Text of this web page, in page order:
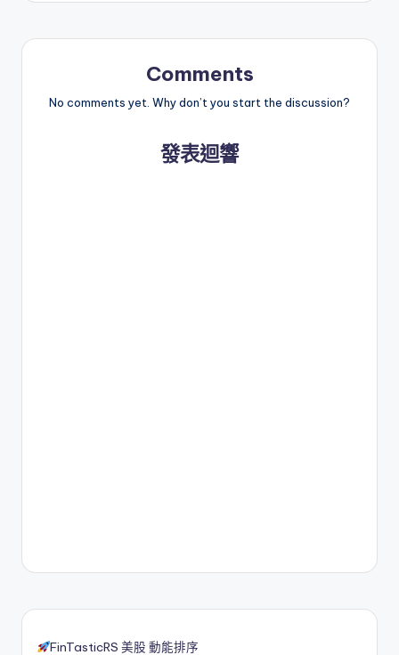
Comments
No comments yet. Why don’t you start the discussion?
發表迴響
FinTasticRS 美股 動能排序